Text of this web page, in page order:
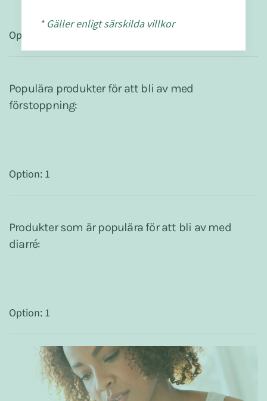
Option: 1
Populära produkter för att bli av med
förstoppning:
Option: 1
Produkter som är populära för att bli av med
diarré:
Option: 1
* Gäller enligt särskilda villkor